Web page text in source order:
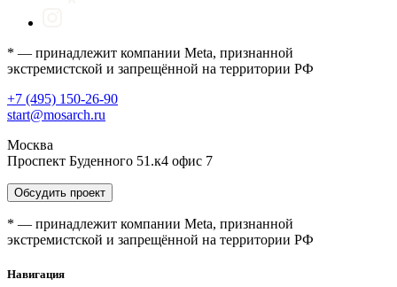
* — принадлежит компании Meta, признанной
экстремистской и запрещённой на территории РФ
+7 (495) 150-26-90
start@mosarch.ru
Москва
Проспект Буденного 51.к4 офис 7
Обсудить проект
* — принадлежит компании Meta, признанной
экстремистской и запрещённой на территории РФ
Навигация